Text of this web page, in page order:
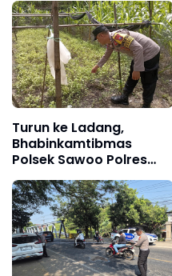
Motor Beat di Siman,
Ponorogo
Turun ke Ladang,
Bhabinkamtibmas
Polsek Sawoo Polres
Ponorogo Dampingi
Petani Cek Tanaman
Kacang di Grogol
Sawoo